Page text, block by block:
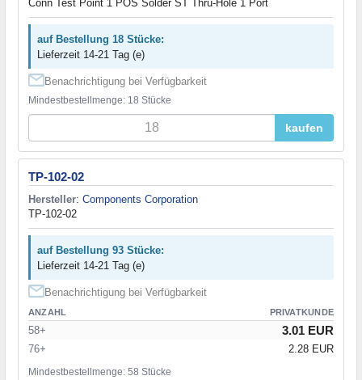
Conn Test Point 1 POS Solder ST Thru-Hole 1 Port
auf Bestellung 18 Stücke:
Lieferzeit 14-21 Tag (e)
Benachrichtigung bei Verfügbarkeit
Mindestbestellmenge: 18 Stücke
kaufen
TP-102-02
Hersteller: Components Corporation
TP-102-02
auf Bestellung 93 Stücke:
Lieferzeit 14-21 Tag (e)
Benachrichtigung bei Verfügbarkeit
ANZAHL PRIVATKUNDE
58+ 3.01 EUR
76+ 2.28 EUR
Mindestbestellmenge: 58 Stücke